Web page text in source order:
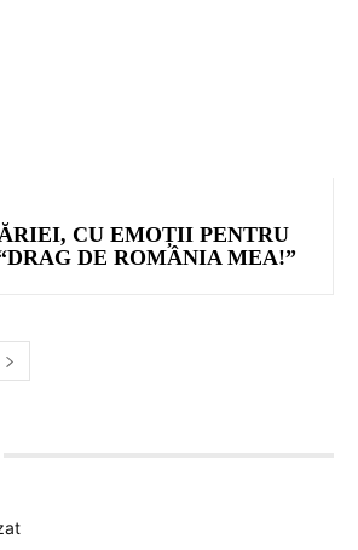
CU EMOȚII PENTRU
DE ROMÂNIA MEA!”